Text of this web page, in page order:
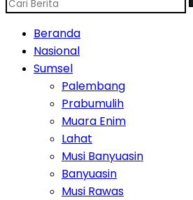
Beranda
Nasional
Sumsel
Palembang
Prabumulih
Muara Enim
Lahat
Musi Banyuasin
Banyuasin
Musi Rawas